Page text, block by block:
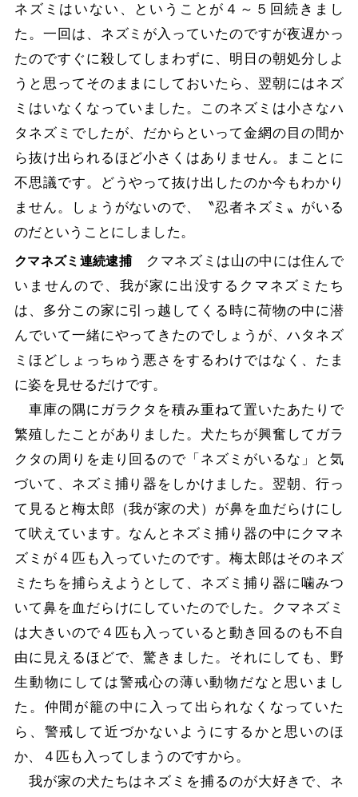
ネズミはいない、ということが４～５回続きまし
た。一回は、ネズミが入っていたのですが夜遅かっ
たのですぐに殺してしまわずに、明日の朝処分しよ
うと思ってそのままにしておいたら、翌朝にはネズ
ミはいなくなっていました。このネズミは小さなハ
タネズミでしたが、だからといって金網の目の間か
ら抜け出られるほど小さくはありません。まことに
不思議です。どうやって抜け出したのか今もわかり
ません。しょうがないので、〝忍者ネズミ〟がいる
のだということにしました。
クマネズミ連続逮捕クマネズミは山の中には住んで
いませんので、我が家に出没するクマネズミたち
は、多分この家に引っ越してくる時に荷物の中に潜
んでいて一緒にやってきたのでしょうが、ハタネズ
ミほどしょっちゅう悪さをするわけではなく、たま
に姿を見せるだけです。
車庫の隅にガラクタを積み重ねて置いたあたりで
繁殖したことがありました。犬たちが興奮してガラ
クタの周りを走り回るので「ネズミがいるな」と気
づいて、ネズミ捕り器をしかけました。翌朝、行っ
て見ると梅太郎（我が家の犬）が鼻を血だらけにし
て吠えています。なんとネズミ捕り器の中にクマネ
ズミが４匹も入っていたのです。梅太郎はそのネズ
ミたちを捕らえようとして、ネズミ捕り器に噛みつ
いて鼻を血だらけにしていたのでした。クマネズミ
は大きいので４匹も入っていると動き回るのも不自
由に見えるほどで、驚きました。それにしても、野
生動物にしては警戒心の薄い動物だなと思いまし
た。仲間が籠の中に入って出られなくなっていた
ら、警戒して近づかないようにするかと思いのほ
か、４匹も入ってしまうのですから。
我が家の犬たちはネズミを捕るのが大好きで、ネ